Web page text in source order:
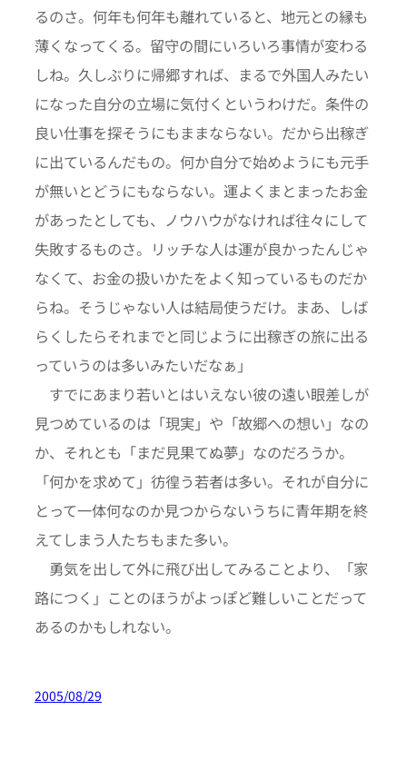
るのさ。何年も何年も離れていると、地元との縁も
薄くなってくる。留守の間にいろいろ事情が変わる
しね。久しぶりに帰郷すれば、まるで外国人みたい
になった自分の立場に気付くというわけだ。条件の
良い仕事を探そうにもままならない。だから出稼ぎ
に出ているんだもの。何か自分で始めようにも元手
が無いとどうにもならない。運よくまとまったお金
があったとしても、ノウハウがなければ往々にして
失敗するものさ。リッチな人は運が良かったんじゃ
なくて、お金の扱いかたをよく知っているものだか
らね。そうじゃない人は結局使うだけ。まあ、しば
らくしたらそれまでと同じように出稼ぎの旅に出る
っていうのは多いみたいだなぁ」
すでにあまり若いとはいえない彼の遠い眼差しが
見つめているのは「現実」や「故郷への想い」なの
か、それとも「まだ見果てぬ夢」なのだろうか。
「何かを求めて」彷徨う若者は多い。それが自分に
とって一体何なのか見つからないうちに青年期を終
えてしまう人たちもまた多い。
勇気を出して外に飛び出してみることより、「家
路につく」ことのほうがよっぽど難しいことだって
あるのかもしれない。
2005/08/29